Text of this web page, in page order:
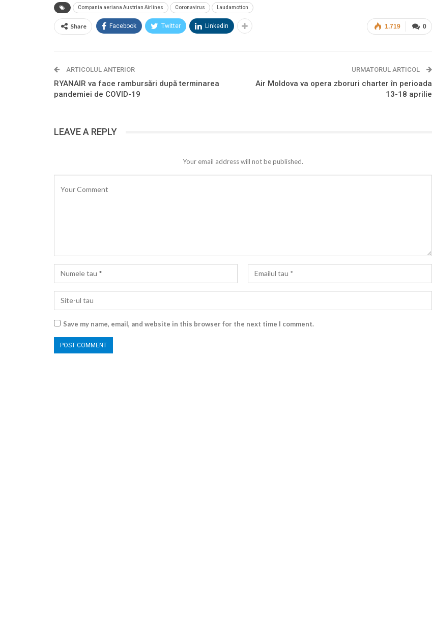
Compania aeriana Austrian Airlines Coronavirus Laudamotion
0
1.719
Share Facebook Twitter Linkedin
ARTICOLUL ANTERIOR
RYANAIR va face rambursări după terminarea
pandemiei de COVID-19
URMATORUL ARTICOL
Air Moldova va opera zboruri charter în perioada
13-18 aprilie
LEAVE A REPLY
Your email address will not be published.
Save my name, email, and website in this browser for the next time I comment.